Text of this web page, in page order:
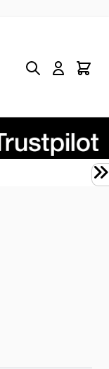
Rechercher
Panier